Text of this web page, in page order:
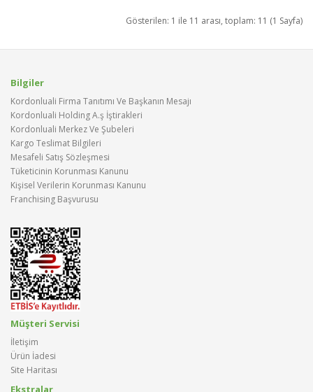
Gösterilen: 1 ile 11 arası, toplam: 11 (1 Sayfa)
Bilgiler
Kordonluali Firma Tanıtımı Ve Başkanın Mesajı
Kordonluali Holding A.ş İştirakleri
Kordonluali Merkez Ve Şubeleri
Kargo Teslimat Bilgileri
Mesafeli Satış Sözleşmesi
Tüketicinin Korunması Kanunu
Kişisel Verilerin Korunması Kanunu
Franchising Başvurusu
Müşteri Servisi
İletişim
Ürün İadesi
Site Haritası
Ekstralar